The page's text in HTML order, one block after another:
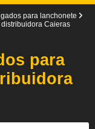
para lanchonete
Caieras
para